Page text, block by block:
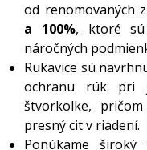
od renomovaných
a 100%, ktoré
náročných
Rukavice sú
ochranu rúk pri
štvorkolke,
presný cit v riadení.
Ponúkame